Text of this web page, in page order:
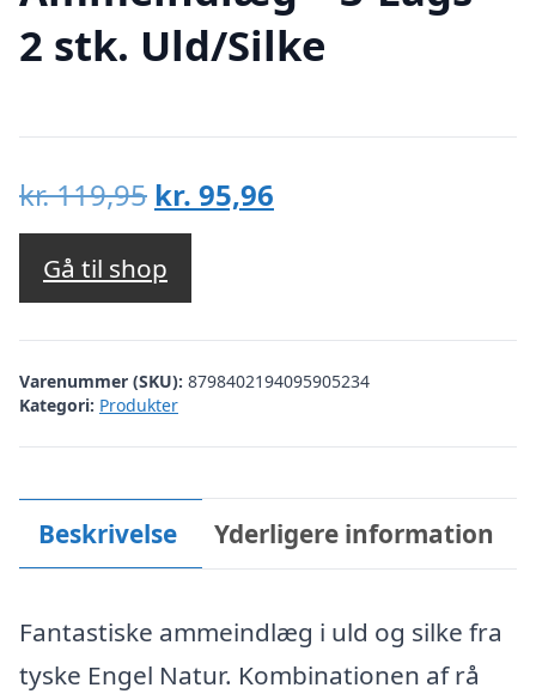
2 stk. Uld/Silke
kr.119,95 Den
oprindelige
pris
var:
kr. 119,95.
kr. 95,96
kr. 95,96.
Gå til shop
Varenummer (SKU): 8798402194095905234
Kategori: Produkter
Beskrivelse Yderligere information
Fantastiske ammeindlæg i uld og silke fra
tyske Engel Natur. Kombinationen af rå